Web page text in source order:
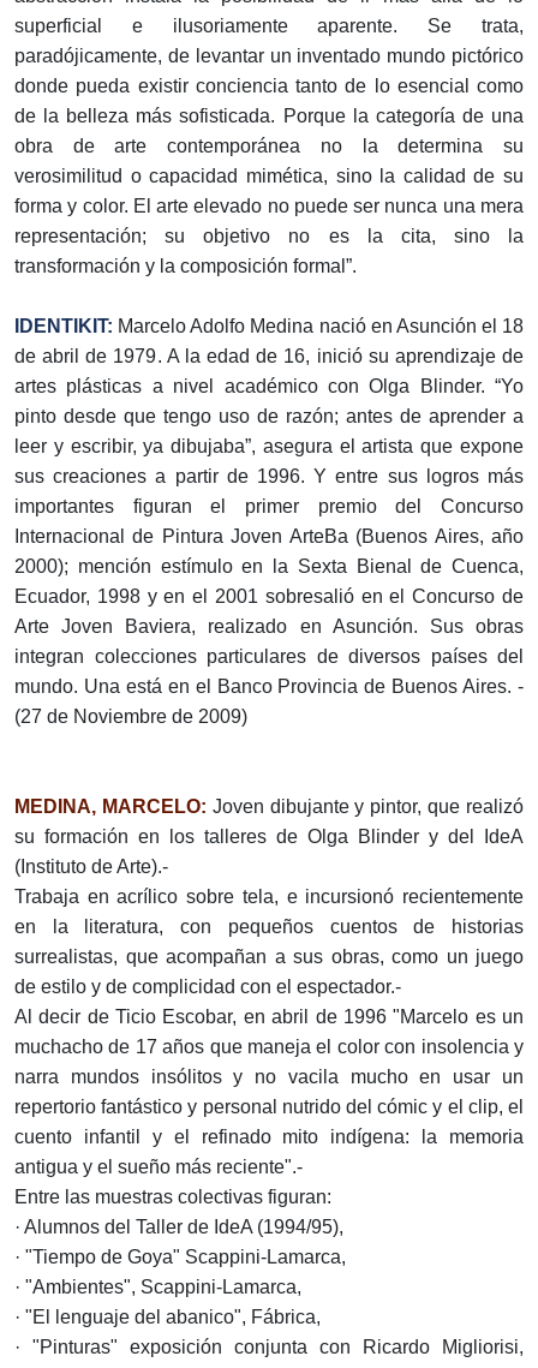
superficial e ilusoriamente aparente. Se trata,
paradójicamente, de levantar un inventado mundo pictórico
donde pueda existir conciencia tanto de lo esencial como
de la belleza más sofisticada. Porque la categoría de una
obra de arte contemporánea no la determina su
verosimilitud o capacidad mimética, sino la calidad de su
forma y color. El arte elevado no puede ser nunca una mera
representación; su objetivo no es la cita, sino la
transformación y la composición formal”.
IDENTIKIT: Marcelo Adolfo Medina nació en Asunción el 18
de abril de 1979. A la edad de 16, inició su aprendizaje de
artes plásticas a nivel académico con Olga Blinder. “Yo
pinto desde que tengo uso de razón; antes de aprender a
leer y escribir, ya dibujaba”, asegura el artista que expone
sus creaciones a partir de 1996. Y entre sus logros más
importantes figuran el primer premio del Concurso
Internacional de Pintura Joven ArteBa (Buenos Aires, año
2000); mención estímulo en la Sexta Bienal de Cuenca,
Ecuador, 1998 y en el 2001 sobresalió en el Concurso de
Arte Joven Baviera, realizado en Asunción. Sus obras
integran colecciones particulares de diversos países del
mundo. Una está en el Banco Provincia de Buenos Aires. -
(27 de Noviembre de 2009)
MEDINA, MARCELO­: Joven dibujante y pintor, que realizó
su formación en los talleres de Olga Blinder y del IdeA
(Instituto de Arte).-
Trabaja en acrílico sobre tela, e incursionó recientemente
en la literatura, con pequeños cuentos de historias
surrealistas, que acompañan a sus obras, como un juego
de estilo y de complicidad con el espectador.-
Al decir de Ticio Escobar, en abril de 1996 "Marcelo es un
muchacho de 17 años que maneja el color con insolencia y
narra mundos insólitos y no vacila mucho en usar un
repertorio fantástico y personal nutrido del cómic y el clip, el
cuento infantil y el refinado mito indígena: la memoria
antigua y el sueño más reciente".-
Entre las muestras colectivas figuran:
· Alumnos del Taller de IdeA (1994/95),
· "Tiempo de Goya" Scappini-Lamarca,
· "Ambientes", Scappini-Lamarca,
· "El lenguaje del abanico", Fábrica,
· "Pinturas" exposición conjunta con Ricardo Migliorisi,